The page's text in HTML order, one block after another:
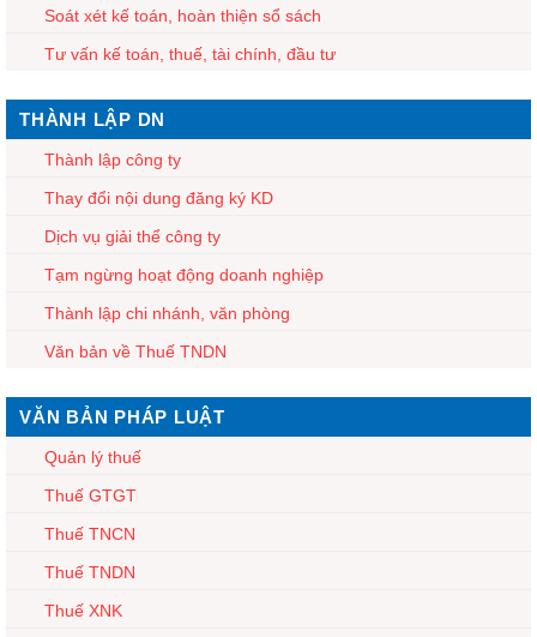
Soát xét kế toán, hoàn thiện sổ sách
Tư vấn kế toán, thuế, tài chính, đầu tư
THÀNH LẬP DN
Thành lập công ty
Thay đổi nội dung đăng ký KD
Dịch vụ giải thể công ty
Tạm ngừng hoạt động doanh nghiệp
Thành lập chi nhánh, văn phòng
Văn bản về Thuế TNDN
VĂN BẢN PHÁP LUẬT
Quản lý thuế
Thuế GTGT
Thuế TNCN
Thuế TNDN
Thuế XNK